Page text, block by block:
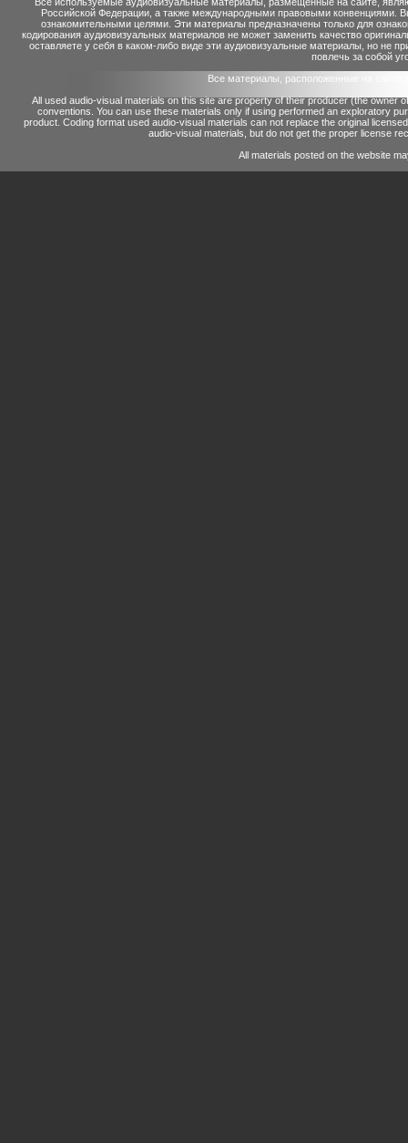
Российской Федерации, а также международными правовыми конвенциями.
ознакомительными целями. Эти материалы предназначены только для
кодирования аудиовизуальных материалов не может заменить качество
оставляете у себя в каком-либо виде эти аудиовизуальные материалы, но не
повлечь за собой
Все материалы, расположенные на сайте
All used audio-visual materials on this site are property of their producer (the owner
conventions. You can use these materials only if using performed an exploratory
product. Coding format used audio-visual materials can not replace the original
audio-visual materials, but do not get the proper license
All materials posted on the website